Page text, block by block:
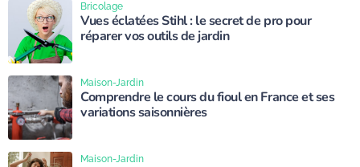
Vues éclatées Stihl : le secret de pro pour
réparer vos outils de jardin
Bricolage
Comprendre le cours du fioul en France et ses
variations saisonnières
Maison-Jardin
Maison-Jardin